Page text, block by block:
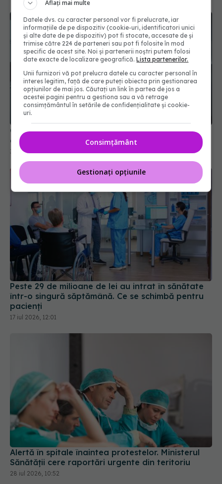
Cseke Attila, anunț de ultimă oră despre spitalele
din țară
31 iul 2026, 10:31
Peste 29 de milioane de lei au intrat în sănătate
într-o singură săptămână. Ce se schimbă pentru
pacienți
17 iul 2026, 12:01
Alertă în spitale înaintea protestelor. Ministerul
Sănătății cere raportări urgente din teritoriu
28 iul 2026, 10:52
Aflați mai multe
Datele dvs. cu caracter personal vor fi prelucrate, iar
informațiile de pe dispozitiv (cookie-uri, identificatori unici
și alte date de pe dispozitiv) pot fi stocate, accesate de și
trimise către 224 de parteneri sau pot fi folosite în mod
specific de acest site. Noi și partenerii noștri putem folosi
date exacte de localizare geografică.Lista partenerilor.
Unii furnizori vă pot prelucra datele cu caracter personal în
interes legitim, față de care puteți obiecta prin gestionarea
opțiunilor de mai jos. Căutați un link în partea de jos a
acestei pagini pentru a gestiona sau a vă retrage
consimțământul în setările de confidențialitate și cookie-
uri.
Consimțământ
Gestionați opțiunile